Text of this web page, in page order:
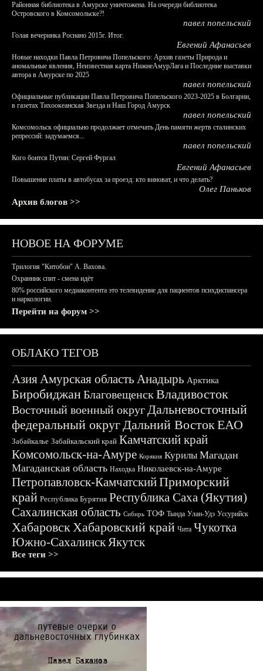
Районная библиотека в Амурске уничтожена. На очереди библиотека
Островского в Комсомольске?!
павел попельский
Голая вечеринка Роснано 2015г. Итог.
Евгений Афанасьев
Новые находки Павла Петровича Попельского: Архив газеты Природа и
аномальные явления, Неизвестная карта НижнеАмурЛага и Последние выставки
автора в Амурске по 2025
павел попельский
Официальные публикации Павла Петровича Попельского 2023-2025 в Болгарии,
в газетах Тихоокеанская Звезда и Наш Город Амурск
павел попельский
Комсомольск официально продолжает отмечать День памяти жертв сталинских
репрессий: задумаемся...
павел попельский
Кого боится Путин: Сергей Фургал
Евгений Афанасьев
Повышение платы в автобусах за проезд: кто виноват, и что делать?
Олег Паньков
Архив блогов >>
НОВОЕ НА ФОРУМЕ
Трилогия "Китобои" А. Вахова.
Охранник спит - смена идёт
80% российского медиаконтента это телевидение для пациентов психдиспансера
и наркологии.
Перейти на форум >>
ОБЛАКО ТЕГОВ
АзияАмурская область Анадырь Арктика
БиробиджанБлаговещенскВладивосток
Восточный военный округДальневосточный
федеральный округДальний ВостокЕАО
Забайкалье Забайкальский край Камчатский край
Комсомольск-на-Амуре Корякия Курилы Магадан
Магаданская область Находка Николаевск-на-Амуре
Петропавловск-КамчатскийПриморский
край Республика Бурятия Республика Саха (Якутия)
Сахалинская область Сибирь ТОФ Тында Улан-Удэ Уссурийск
ХабаровскХабаровский край Чита Чукотка
Южно-СахалинскЯкутск
Все теги >>